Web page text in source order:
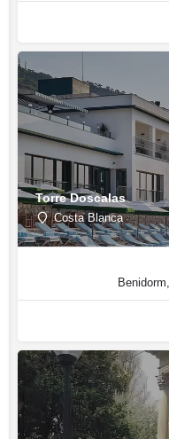
Torre Doscalas
Costa Blanca